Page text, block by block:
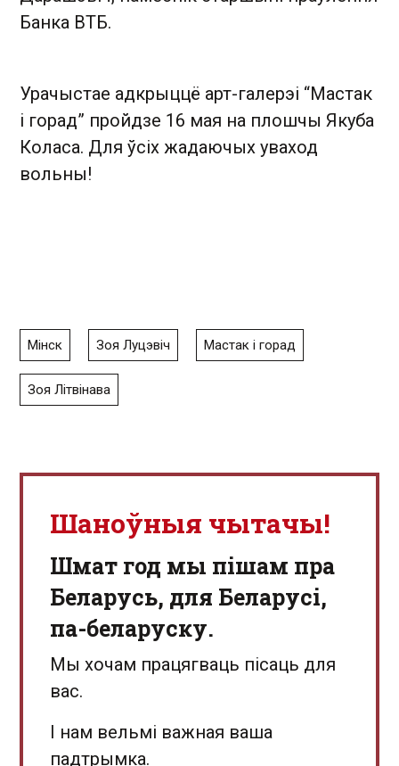
Банка ВТБ.
Урачыстае адкрыццё арт-галерэі “Мастак
і горад” пройдзе 16 мая на плошчы Якуба
Коласа. Для ўсіх жадаючых уваход
вольны!
Мінск Зоя Луцэвіч Мастак і горад
Зоя Літвінава
Шаноўныя чытачы!
Шмат год мы пішам пра
Беларусь, для Беларусі,
па-беларуску.
Мы хочам працягваць пісаць для
вас.
І нам вельмі важная ваша
падтрымка.